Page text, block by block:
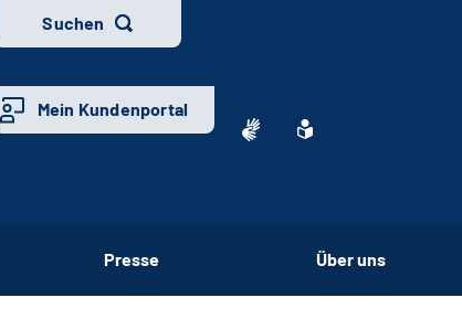
Suchen
Mein Kundenportal
Presse Über uns